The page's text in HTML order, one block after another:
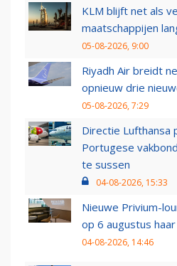
KLM blijft net als
maatschappijen
05-08-2026, 9:00
Riyadh Air breidt
opnieuw drie
05-08-2026, 7:29
Directie
Portugese
te sussen
04-08-2026, 15:33
Nieuwe Privium-
op 6 augustus
04-08-2026, 14:46